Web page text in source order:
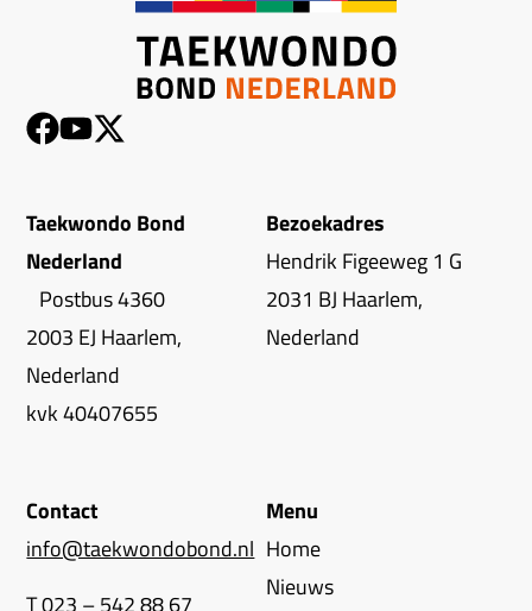
Taekwondo Bond
Nederland
Postbus 4360
2003 EJ Haarlem,
Nederland
kvk 40407655
Bezoekadres
Hendrik Figeeweg 1 G
2031 BJ Haarlem,
Nederland
Contact
info@taekwondobond.nl
T 023 – 542 88 67
Menu
Home
Nieuws